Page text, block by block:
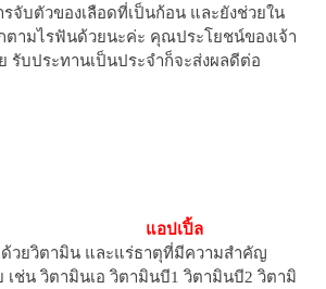
จับตัวของเลือดที่เป็นก้อน และยังช่วยใน
ตามไรฟันด้วยนะค่ะ คุณประโยชน์ของเจ้า
ประทานเป็นประจำก็จะส่งผลดีต่อ
แอปเปิ้ล
วยวิตามิน และแร่ธาตุที่มีความสำคัญ
เช่น วิตามินเอ วิตามินบี1 วิตามินบี2 วิตามิ